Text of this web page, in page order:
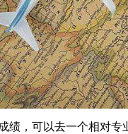
，可以去一个相对专